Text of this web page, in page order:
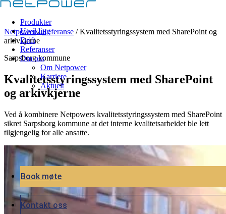
Produkter
Utvikling
Drift
Referanser
Om oss
Om Netpower
Karriere
Aktuelt
Book møte
Kontakt oss
Netpower/Referanse /Kvalitetsstyringssystem med SharePoint og
arkivkjerne
Sarpsborg kommune
Kvalitetsstyringssystem med SharePoint
og arkivkjerne
Ved å kombinere Netpowers kvalitetsstyringssystem med SharePoint
sikret Sarpsborg kommune at det interne kvalitetsarbeidet ble lett
tilgjengelig for alle ansatte.